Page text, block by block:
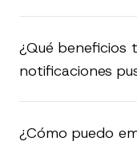
¿Qué beneficios
notificaciones
¿Cómo puedo